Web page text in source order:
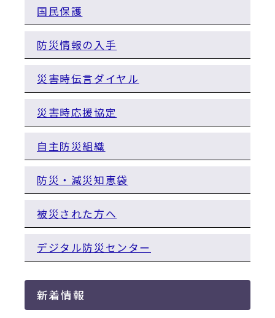
国民保護
防災情報の入手
災害時伝言ダイヤル
災害時応援協定
自主防災組織
防災・減災知恵袋
被災された方へ
デジタル防災センター
新着情報